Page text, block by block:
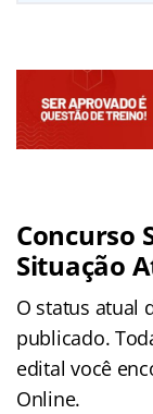
Concurso
Situação
O status atual
publicado.
edital você
Online.